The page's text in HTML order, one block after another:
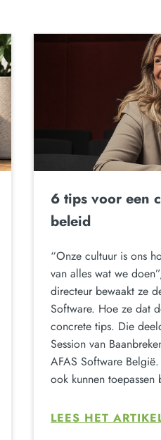
6 tips voor een
beleid
“Onze cultuur is ons
van alles wat we
directeur bewaakt ze
Software. Hoe ze dat
concrete tips. Die
Session van
AFAS Software
ook kunnen
LEES HET